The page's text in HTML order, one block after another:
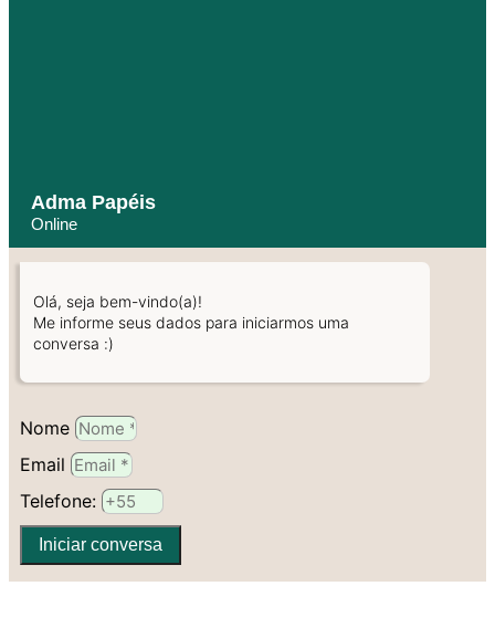
Adma Papéis
Online
Olá, seja bem-vindo(a)!
Me informe seus dados para iniciarmos uma
conversa :)
Nome
Email
Telefone:
Iniciar conversa